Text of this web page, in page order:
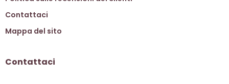
Contattaci
Mappa del sito
Contattaci